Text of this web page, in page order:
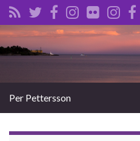
Search for:
Per Pettersson